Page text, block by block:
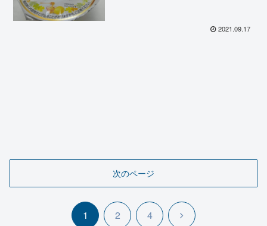
2021.09.17
次のページ
1 2 4 次